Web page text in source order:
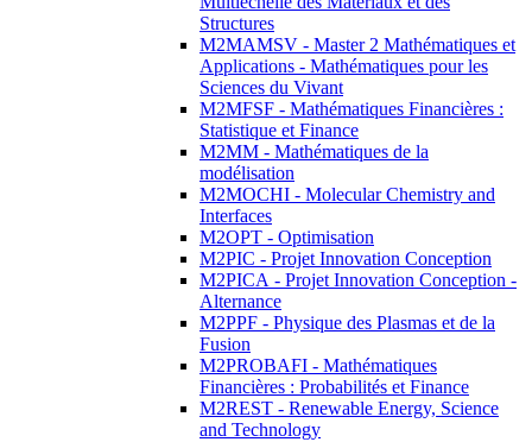
Structures
M2MAMSV - Master 2 Mathématiques et
Applications - Mathématiques pour les
Sciences du Vivant
M2MFSF - Mathématiques Financières :
Statistique et Finance
M2MM - Mathématiques de la
modélisation
M2MOCHI - Molecular Chemistry and
Interfaces
M2OPT - Optimisation
M2PIC - Projet Innovation Conception
M2PICA - Projet Innovation Conception -
Alternance
M2PPF - Physique des Plasmas et de la
Fusion
M2PROBAFI - Mathématiques
Financières : Probabilités et Finance
M2REST - Renewable Energy, Science
and Technology